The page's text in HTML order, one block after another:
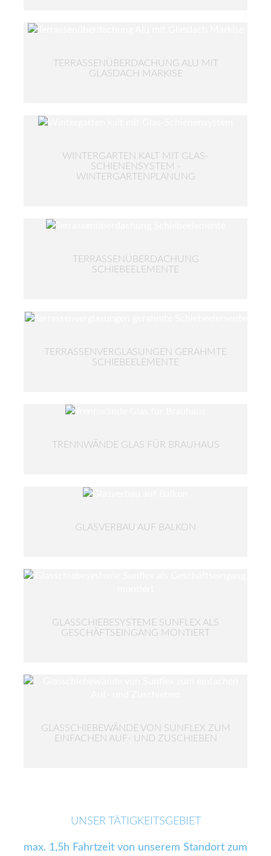
TERRASSENÜBERDACHUNG ALU MIT
GLASDACH MARKISE
WINTERGARTEN KALT MIT GLAS-
SCHIENENSYSTEM -
WINTERGARTENPLANUNG
TERRASSENÜBERDACHUNG
SCHIEBEELEMENTE
TERRASSENVERGLASUNGEN GERAHMTE
SCHIEBEELEMENTE
TRENNWÄNDE GLAS FÜR BRAUHAUS
GLASVERBAU AUF BALKON
GLASSCHIEBESYSTEME SUNFLEX ALS
GESCHÄFTSEINGANG MONTIERT
GLASSCHIEBEWÄNDE VON SUNFLEX ZUM
EINFACHEN AUF- UND ZUSCHIEBEN
UNSER TÄTIGKEITSGEBIET
max. 1,5h Fahrtzeit von unserem Standort zum